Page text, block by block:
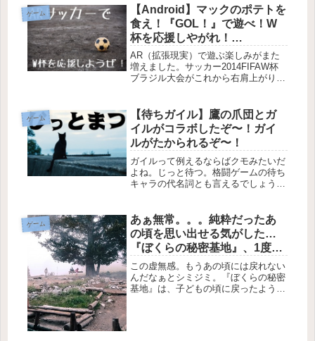
という熱い何かを語りだすということ
は、おっさん化が進行しているとい
う...
ゲーム
【Android】マックのポテトを
食え！『GOL！』で遊べ！W
杯を応援しやがれ！
【iPhone】
AR（拡張現実）で遊ぶ楽しみがまた
増えました。サッカー2014FIFAW杯
ブラジル大会がこれから右肩上がりの
ドの限定ポテトを貪りつつも、
『GOL！』でほんの少しだけW杯を
先...
ゲーム
【待ちガイル】鷹の爪団とガ
イルがコラボしたぞ〜！ガイ
ルがたかられるぞ〜！
ガイルって例えるならばクモみたいだ
よね。じっと待つ。格闘ゲームの待ち
キャラの代名詞とも言えるでしょう
がリリースされました。いや〜、じっ
と待ってた甲斐があったわ。
ゲーム
あぁ無常。。。純粋だったあ
の頃を思い出せる気がした…
『ぼくらの秘密基地』、1度は
やっとき。
この虚無感。もうあの頃には戻れない
んだなぁとシミジミ。『ぼくらの秘密
基地』は、子どもの頃に戻ったような